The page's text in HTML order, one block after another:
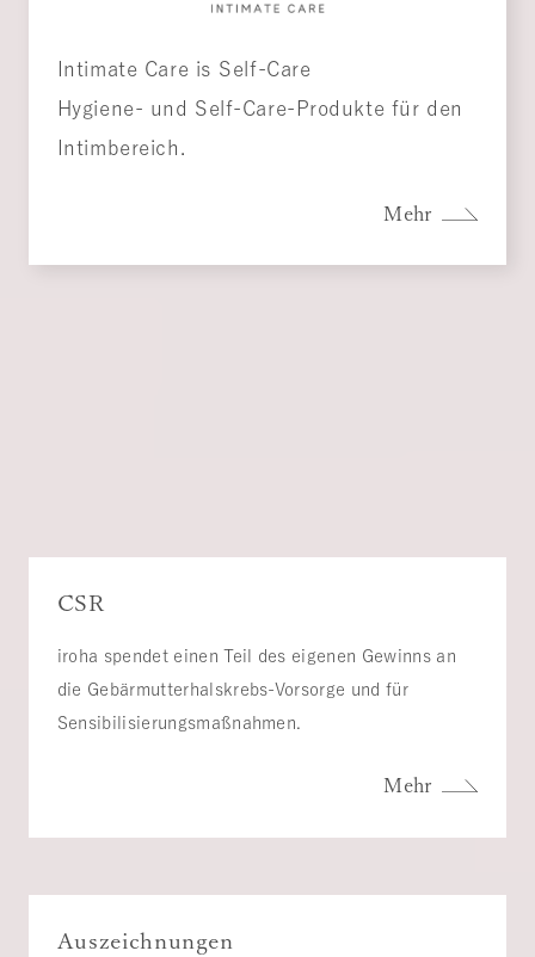
Intimate Care is Self-Care
Hygiene- und Self-Care-Produkte für den
Intimbereich.
Mehr
CSR
iroha spendet einen Teil des eigenen Gewinns an
die Gebärmutterhalskrebs-Vorsorge und für
Sensibilisierungsmaßnahmen.
Mehr
Auszeichnungen